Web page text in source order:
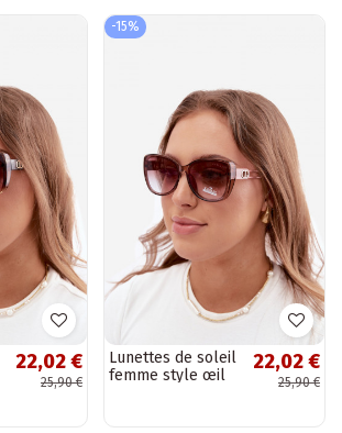
22,02 €
25,90 €
-15%
Lunettes de soleil
femme style œil
22,02 €
25,90 €